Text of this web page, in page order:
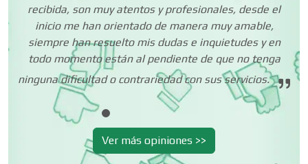
Cremerías y Salchichonerías
Cristalerías
Cromadoras
recibida, son muy atentos y profesionales, desde el
inicio me han orientado de manera muy amable,
siempre han resuelto mis dudas e inquietudes y en
todo momento están al pendiente de que no tenga
ninguna dificultad o contrariedad con sus servicios.
Ver más opiniones >>